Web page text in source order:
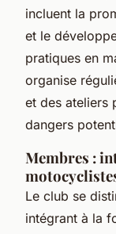
incluent la
et le
pratiques en
organise
et des ateliers
dangers
Membres :
Le club se
intégrant à la